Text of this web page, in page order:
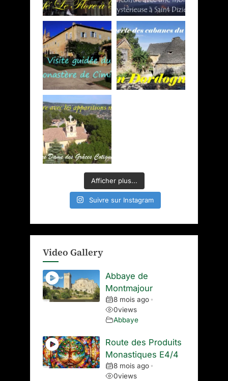
Afficher plus...
Suivre sur Instagram
Video Gallery
Abbaye de
Montmajour
8 mois ago •
0views
Abbaye
Route des Produits
Monastiques E4/4
8 mois ago •
0views